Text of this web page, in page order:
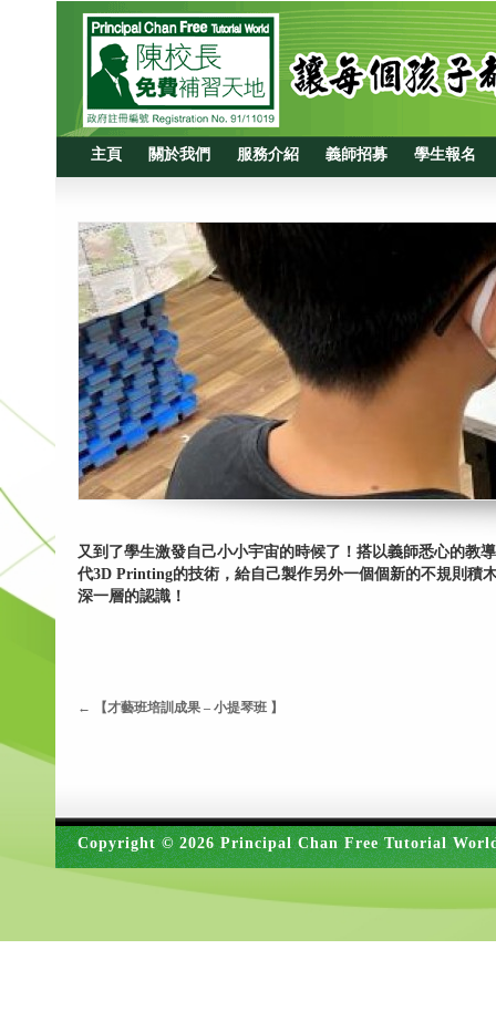
主頁 關於我們 服務介紹 義師招募 學生報名
又到了學生激發自己小小宇宙的時候了！搭以義師悉心的教
代3D Printing的技術，給自己製作另外一個個新的不規則積
深一層的認識！
← 【才藝班培訓成果 – 小提琴班 】
Copyright © 2026 Principal Chan Free Tutorial